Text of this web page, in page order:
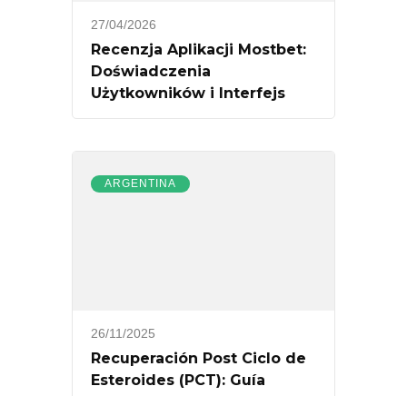
27/04/2026
Recenzja Aplikacji Mostbet:
Doświadczenia
Użytkowników i Interfejs
ARGENTINA
26/11/2025
Recuperación Post Ciclo de
Esteroides (PCT): Guía